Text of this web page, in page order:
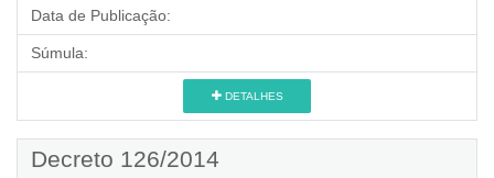
Data de Publicação:
Súmula:
DETALHES
Decreto 126/2014